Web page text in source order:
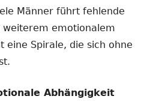
Männer führt fehlende
weiterem emotionalem
eine Spirale, die sich ohne
Abhängigkeit